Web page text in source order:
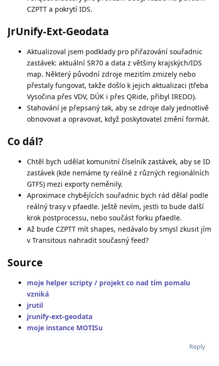
CZPTT a pokrytí IDS.
JrUnify-Ext-Geodata
Aktualizoval jsem podklady pro přiřazování souřadnic
zastávek: aktuální SR70 a data z většiny krajských/IDS
map. Některý původní zdroje mezitím zmizely nebo
přestaly fungovat, takže došlo k jejich aktualizaci (třeba
Vysočina přes VDV, DÚK i přes QRide, přibyl IREDO).
Stahování je přepsaný tak, aby se zdroje daly jednotlivě
obnovovat a opravovat, když poskytovatel změní formát.
Co dál?
Chtěl bych udělat komunitní číselník zastávek, aby se ID
zastávek (kde nemáme ty reálné z různých regionálních
GTFS) mezi exporty neměnily.
Aproximace chybějících souřadnic bych rád dělal podle
reálný trasy v pfaedle. Ještě nevím, jestli to bude další
krok postprocessu, nebo součást forku pfaedle.
Až bude CZPTT mít shapes, nedávalo by smysl zkusit jím
v Transitous nahradit současný feed?
Source
moje helper scripty / projekt co nad tím pomalu
vzniká
jrutil
jrunify-ext-geodata
moje instance MOTISu
Reply